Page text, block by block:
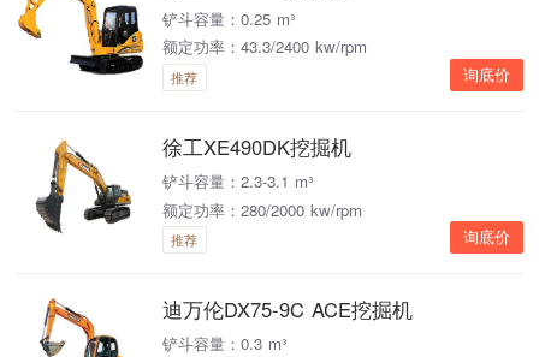
铲斗容量：0.25 m³
额定功率：43.3/2400 kw/rpm
推荐 询底价
徐工XE490DK挖掘机
铲斗容量：2.3-3.1 m³
额定功率：280/2000 kw/rpm
推荐 询底价
迪万伦DX75-9C ACE挖掘机
铲斗容量：0.3 m³